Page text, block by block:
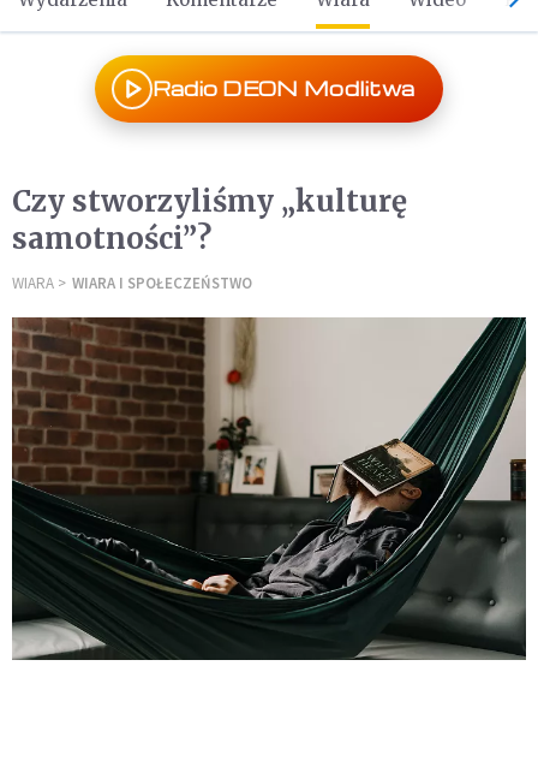
Radio DEON Modlitwa
Czy stworzyliśmy „kulturę
samotności”?
WIARA WIARA I SPOŁECZEŃSTWO